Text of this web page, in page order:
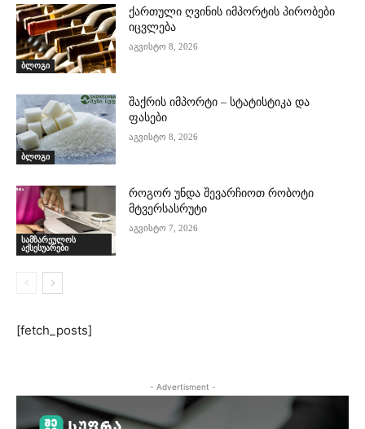
ბლოგი
ქართული ღვინის იმპორტის პირობები
იცვლება
აგვისტო 8, 2026
ბლოგი
შაქრის იმპორტი – სტატისტიკა და
ფასები
აგვისტო 8, 2026
სამზარეულოს
აქსესუარები
როგორ უნდა შევარჩიოთ რობოტი
მტვერსასრუტი
აგვისტო 7, 2026
[fetch_posts]
- Advertisment -